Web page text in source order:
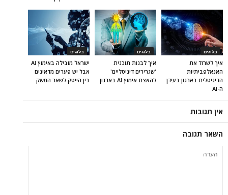
בלוגים
ישראל מובילה באימוץ AI
אבל יש פערים מדאיגים
בין הייטק לשאר המשק
בלוגים
איך לבנות תוכנית
'שגרירים דיגיטליים'
להאצת אימוץ AI בארגון
בלוגים
איך לשרוד את
האנאלפביתיוּת
הדיגיטלית בארגון בעידן
ה-AI
אין תגובות
השאר תגובה